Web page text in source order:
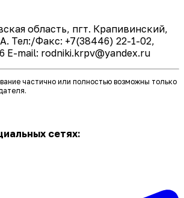
область, пгт. Крапивинский,
Тел:/Факс: +7(38446) 22-1-02,
E-mail: rodniki.krpv@yandex.ru
частично или полностью возможны только
сетях: